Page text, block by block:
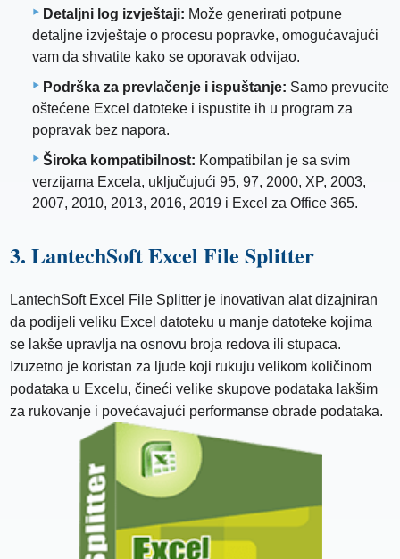
Detaljni log izvještaji: Može generirati potpune
detaljne izvještaje o procesu popravke, omogućavajući
vam da shvatite kako se oporavak odvijao.
Podrška za prevlačenje i ispuštanje: Samo prevucite
oštećene Excel datoteke i ispustite ih u program za
popravak bez napora.
Široka kompatibilnost: Kompatibilan je sa svim
verzijama Excela, uključujući 95, 97, 2000, XP, 2003,
2007, 2010, 2013, 2016, 2019 i Excel za Office 365.
3. LantechSoft Excel File Splitter
LantechSoft Excel File Splitter je inovativan alat dizajniran
da podijeli veliku Excel datoteku u manje datoteke kojima
se lakše upravlja na osnovu broja redova ili stupaca.
Izuzetno je koristan za ljude koji rukuju velikom količinom
podataka u Excelu, čineći velike skupove podataka lakšim
za rukovanje i povećavajući performanse obrade podataka.